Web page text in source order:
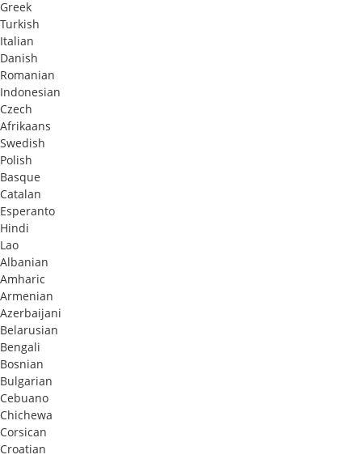
Greek
Turkish
Italian
Danish
Romanian
Indonesian
Czech
Afrikaans
Swedish
Polish
Basque
Catalan
Esperanto
Hindi
Lao
Albanian
Amharic
Armenian
Azerbaijani
Belarusian
Bengali
Bosnian
Bulgarian
Cebuano
Chichewa
Corsican
Croatian